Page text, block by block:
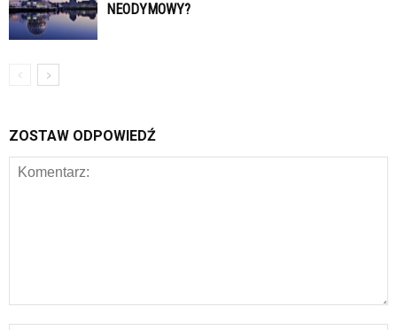
NEODYMOWY?
ZOSTAW ODPOWIEDŹ